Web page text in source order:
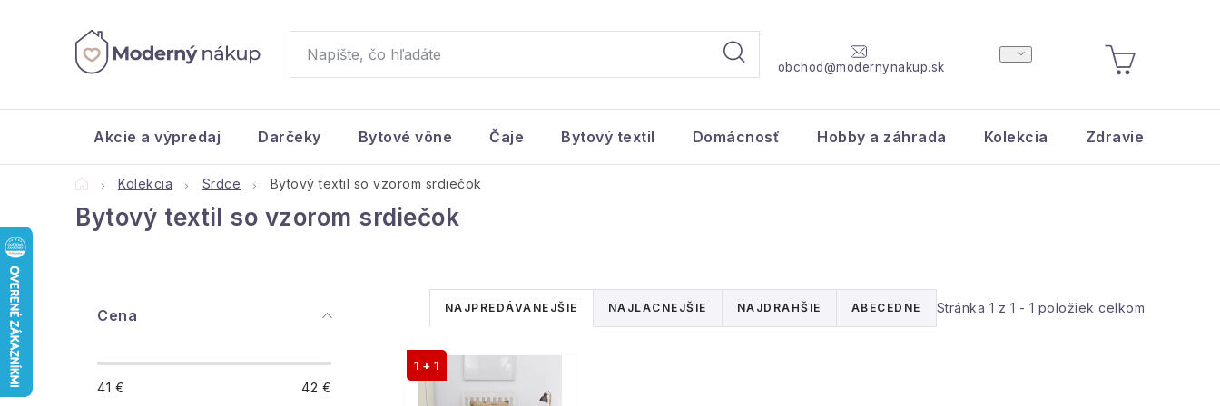
obchod@modernynakup.sk
NÁKUPNÝ
KOŠÍK
Akcie a výpredaj Darčeky Bytové vône Čaje Bytový textil Domácnosť Hobby a záhrada Kolekcia Zdravie a krása
DomovKolekcia Srdce Bytový textil so vzorom srdiečok
Bytový textil so vzorom srdiečok
Cena
41 € 42 €
Stránka 1 z 1 - 1 položiek celkom
R
a
d
NAJPREDÁVANEJŠIE NAJLACNEJŠIE NAJDRAHŠIE ABECEDNE
V1 + 1